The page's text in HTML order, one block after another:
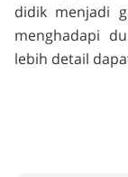
didik menjadi
menghadapi
lebih detail